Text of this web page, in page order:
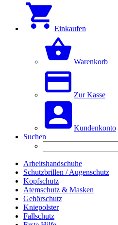
Einkaufen
Warenkorb
Zur Kasse
Kundenkonto
Suchen
Arbeitshandschuhe
Schutzbrillen / Augenschutz
Kopfschutz
Atemschutz & Masken
Gehörschutz
Kniepolster
Fallschutz